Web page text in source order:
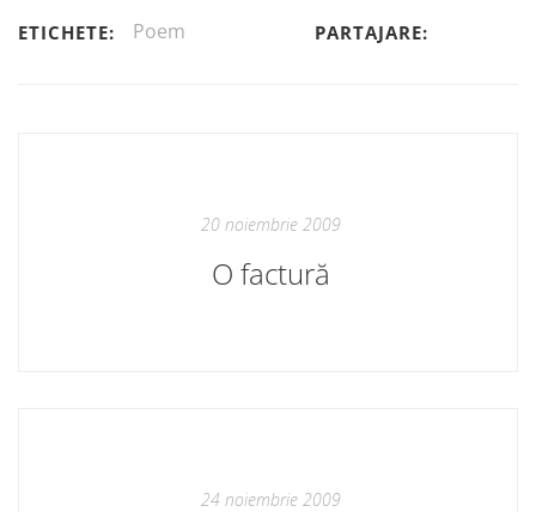
ETICHETE: Poem PARTAJARE:
20 noiembrie 2009
O factură
24 noiembrie 2009